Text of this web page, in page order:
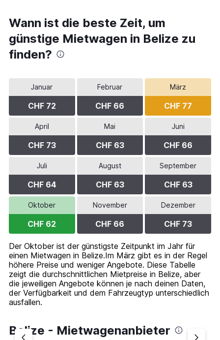
Wann ist die beste Zeit, um
günstige Mietwagen in Belize zu
finden?
Januar
CHF 72
Februar
CHF 66
März
CHF 77
April
CHF 73
Mai
CHF 63
Juni
CHF 66
Juli
CHF 64
August
CHF 63
September
CHF 63
Oktober
CHF 62
November
CHF 66
Dezember
CHF 73
Der Oktober ist der günstigste Zeitpunkt im Jahr für
einen Mietwagen in Belize.Im März gibt es in der Regel
höhere Preise und weniger Angebote. Diese Tabelle
zeigt die durchschnittlichen Mietpreise in Belize, aber
die jeweiligen Angebote können je nach deinen Daten,
der Verfügbarkeit und dem Fahrzeugtyp unterschiedlich
ausfallen.
Belize - Mietwagenanbieter